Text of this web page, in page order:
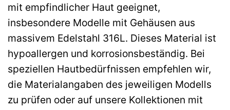
mit empfindlicher Haut geeignet,
insbesondere Modelle mit Gehäusen aus
massivem Edelstahl 316L. Dieses Material ist
hypoallergen und korrosionsbeständig. Bei
speziellen Hautbedürfnissen empfehlen wir,
die Materialangaben des jeweiligen Modells
zu prüfen oder auf unsere Kollektionen mit